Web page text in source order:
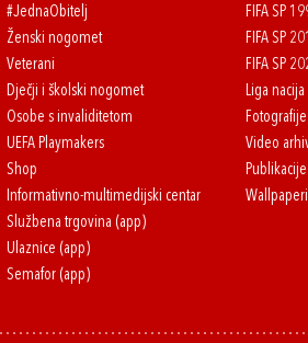
#JednaObitelj
Ženski nogomet
Veterani
Dječji i školski nogomet
Osobe s invaliditetom
UEFA Playmakers
Shop
Informativno-multimedijski centar
Službena trgovina (app)
Ulaznice (app)
Semafor (app)
FIFA SP
FIFA SP
FIFA SP
Liga
Fotografije
Video
Publikacije
Wallpaperi